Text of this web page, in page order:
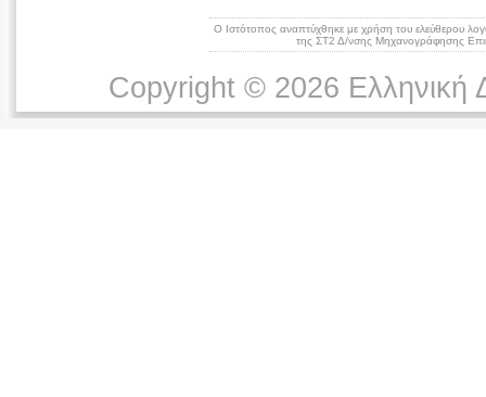
Ο Ιστότοπος αναπτύχθηκε με χρήση του ελεύθερου
της ΣΤ2 Δ/νσης Μηχανογράφησης
Copyright © 2026